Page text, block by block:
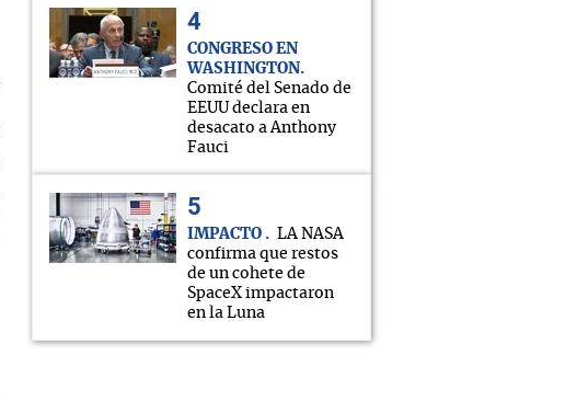
CONGRESO EN
WASHINGTON
Comité del Senado de
EEUU declara en
desacato a Anthony
Fauci
IMPACTO
LA NASA
confirma que restos
de un cohete de
SpaceX impactaron
en la Luna